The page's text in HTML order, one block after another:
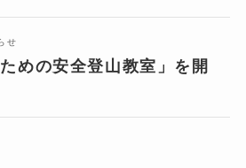
せ
めの安全登山教室」を開